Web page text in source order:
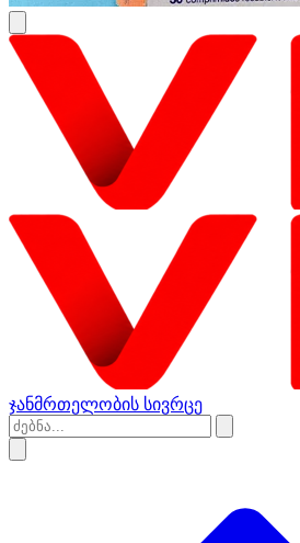
ჯანმრთელობის სივრცე